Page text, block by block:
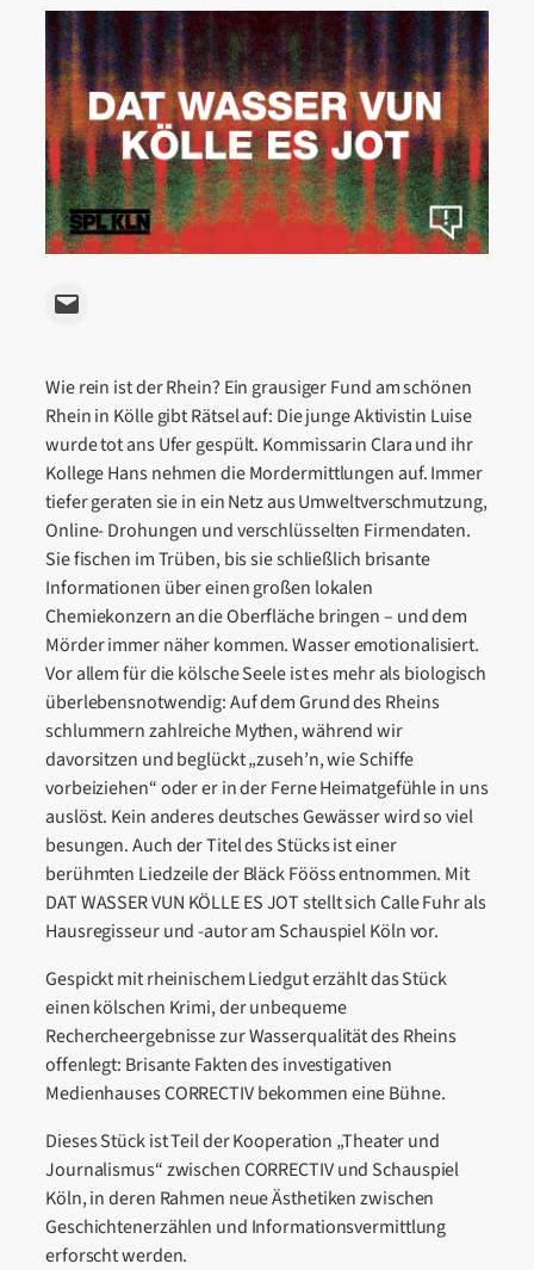
Email this Page
Wie rein ist der Rhein? Ein grausiger Fund am schönen
Rhein in Kölle gibt Rätsel auf: Die junge Aktivistin Luise
wurde tot ans Ufer gespült. Kommissarin Clara und ihr
Kollege Hans nehmen die Mordermittlungen auf. Immer
tiefer geraten sie in ein Netz aus Umweltverschmutzung,
Online- Drohungen und verschlüsselten Firmendaten.
Sie fischen im Trüben, bis sie schließlich brisante
Informationen über einen großen lokalen
Chemiekonzern an die Oberfläche bringen – und dem
Mörder immer näher kommen. Wasser emotionalisiert.
Vor allem für die kölsche Seele ist es mehr als biologisch
überlebensnotwendig: Auf dem Grund des Rheins
schlummern zahlreiche Mythen, während wir
davorsitzen und beglückt „zuseh’n, wie Schiffe
vorbeiziehen“ oder er in der Ferne Heimatgefühle in uns
auslöst. Kein anderes deutsches Gewässer wird so viel
besungen. Auch der Titel des Stücks ist einer
berühmten Liedzeile der Bläck Fööss entnommen. Mit
DAT WASSER VUN KÖLLE ES JOT stellt sich Calle Fuhr als
Hausregisseur und -autor am Schauspiel Köln vor.
Gespickt mit rheinischem Liedgut erzählt das Stück
einen kölschen Krimi, der unbequeme
Rechercheergebnisse zur Wasserqualität des Rheins
offenlegt: Brisante Fakten des investigativen
Medienhauses CORRECTIV bekommen eine Bühne.
Dieses Stück ist Teil der Kooperation „Theater und
Journalismus“ zwischen CORRECTIV und Schauspiel
Köln, in deren Rahmen neue Ästhetiken zwischen
Geschichtenerzählen und Informationsvermittlung
erforscht werden.